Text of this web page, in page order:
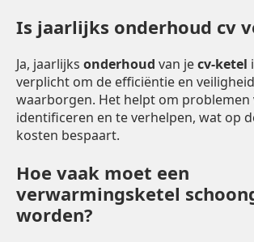
Is jaarlijks onderhoud cv
Ja, jaarlijks onderhoud van jecv-ketel
verplicht om de efficiëntie en
waarborgen. Het helpt om
identificeren en te verhelpen, wat op
kosten bespaart.
Hoe vaak moet een
verwarmingsketel
worden?